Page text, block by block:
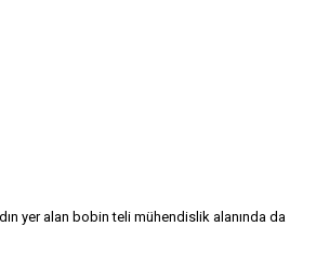
yer alan bobin teli mühendislik alanında da